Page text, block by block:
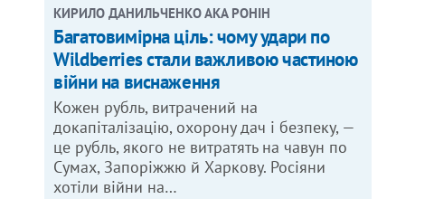
КИРИЛО ДАНИЛЬЧЕНКО АКА РОНІН
Багатовимірна ціль: чому удари по
Wildberries стали важливою частиною
війни на виснаження
Кожен рубль, витрачений на
докапіталізацію, охорону дач і безпеку, —
це рубль, якого не витратять на чавун по
Сумах, Запоріжжю й Харкову. Росіяни
хотіли війни на…